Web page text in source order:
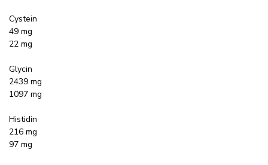
Cystein
49 mg
22 mg
Glycin
2439 mg
1097 mg
Histidin
216 mg
97 mg